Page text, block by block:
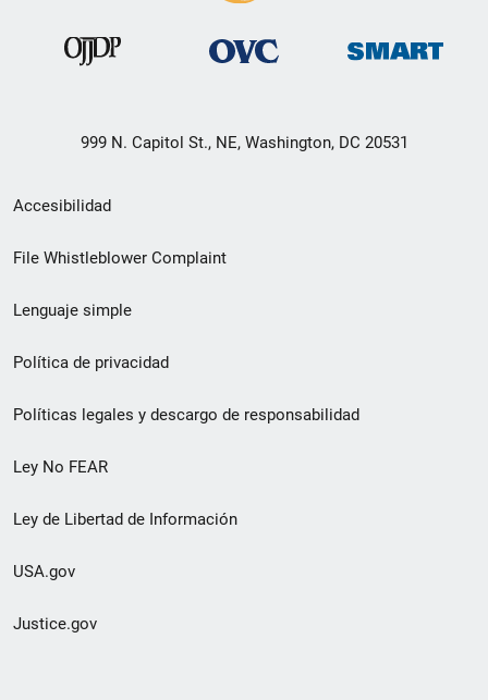
999 N. Capitol St., NE, Washington, DC 20531
Menú
de
de
pie
de
página
Accesibilidad
File Whistleblower Complaint
Lenguaje simple
Política de privacidad
Políticas legales y descargo de responsabilidad
Ley No FEAR
Ley de Libertad de Información
USA.gov
Justice.gov